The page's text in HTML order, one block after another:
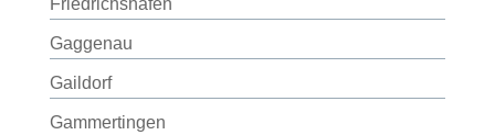
Friedrichshafen
Gaggenau
Gaildorf
Gammertingen